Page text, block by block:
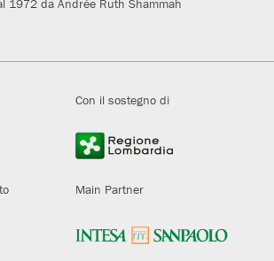
1972 da Andrée Ruth Shammah
Con il sostegno di
Main Partner